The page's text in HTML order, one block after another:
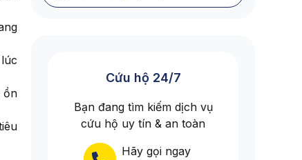
ồn
Cứu hộ 24/7
Bạn đang tìm kiếm dịch vụ
cứu hộ uy tín & an toàn
Hãy gọi ngay